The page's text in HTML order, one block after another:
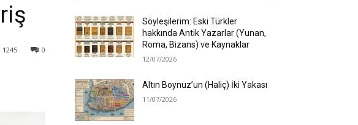
0
1245
Söyleşilerim: Eski Türkler
hakkında Antik Yazarlar (Yunan,
Roma, Bizans) ve Kaynaklar
12/07/2026
Altın Boynuz’un (Haliç) İki Yakası
11/07/2026